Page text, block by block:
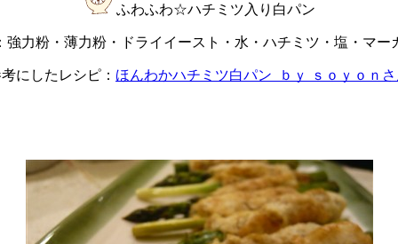
ふわふわ☆ハチミツ入り白パン
強力粉・薄力粉・ドライイースト・水・ハチミツ・塩・マー
にしたレシピ： ほんわかハチミツ白パン ｂｙ ｓｏｙｏｎさ